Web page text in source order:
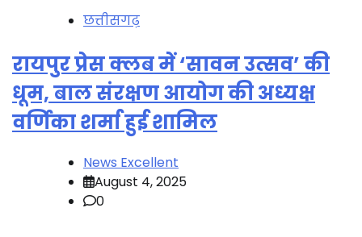
छत्तीसगढ़
रायपुर प्रेस क्लब में ‘सावन उत्सव’ की
धूम, बाल संरक्षण आयोग की अध्यक्ष
वर्णिका शर्मा हुई शामिल
News Excellent
August 4, 2025
0